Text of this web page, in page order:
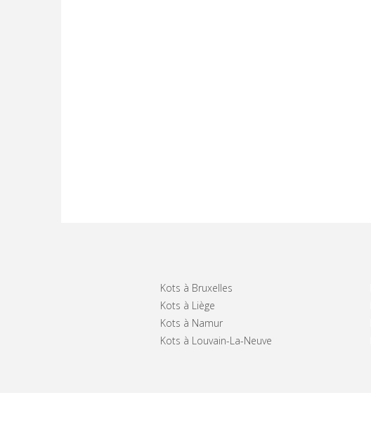
Kots à Bruxelles
Kots à Liège
Kots à Namur
Kots à Louvain-La-Neuve